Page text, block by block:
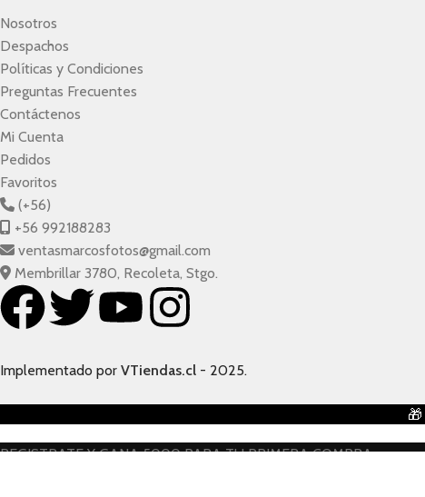
Nosotros
Despachos
Políticas y Condiciones
Preguntas Frecuentes
Contáctenos
Mi Cuenta
Pedidos
Favoritos
(+56)
+56 992188283
ventasmarcosfotos@gmail.com
Membrillar 3780, Recoleta, Stgo.
Implementado por VTiendas.cl - 2025.
🎁
REGISTRATE Y GANA 5000 PARA TU PRIMERA COMPRA